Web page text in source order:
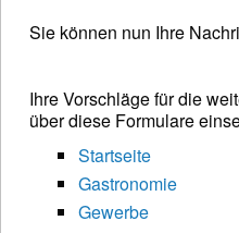
Sie können nun Ihre
Ihre Vorschläge für die
über diese Formulare
Startseite
Gastronomie
Gewerbe